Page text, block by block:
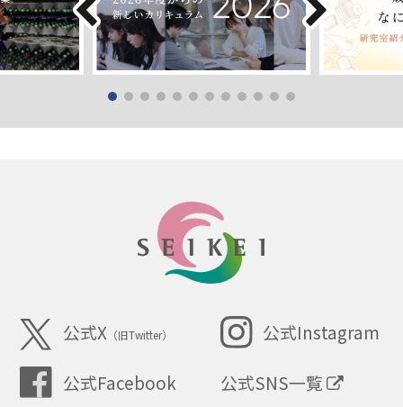
公式X（旧Twitter） 公式Instagram
公式Facebook 公式SNS一覧